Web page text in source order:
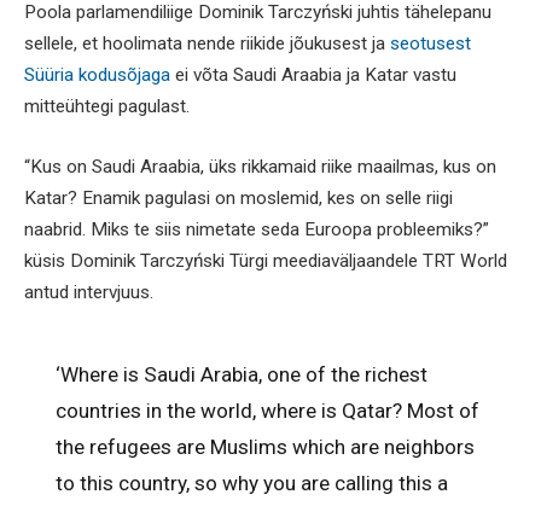
Poola parlamendiliige Dominik Tarczyński juhtis tähelepanu
sellele, et hoolimata nende riikide jõukusest ja seotusest
Süüria kodusõjaga ei võta Saudi Araabia ja Katar vastu
mitteühtegi pagulast.
“Kus on Saudi Araabia, üks rikkamaid riike maailmas, kus on
Katar? Enamik pagulasi on moslemid, kes on selle riigi
naabrid. Miks te siis nimetate seda Euroopa probleemiks?”
küsis Dominik Tarczyński Türgi meediaväljaandele TRT World
antud intervjuus.
‘Where is Saudi Arabia, one of the richest
countries in the world, where is Qatar? Most of
the refugees are Muslims which are neighbors
to this country, so why you are calling this a